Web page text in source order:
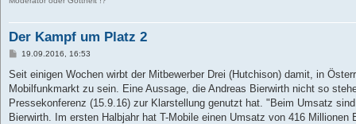
Der Kampf um Platz 2
B
i
r
a
19.09.2016, 16:53
Seit einigen Wochen wirbt der Mitbewerber Drei (Hutchison) damit, in
Mobilfunkmarkt zu sein. Eine Aussage, die Andreas Bierwirth nicht so
Pressekonferenz (15.9.16) zur Klarstellung genutzt hat. "Beim Umsatz
Bierwirth. Im ersten Halbjahr hat T-Mobile einen Umsatz von 416 Millionen